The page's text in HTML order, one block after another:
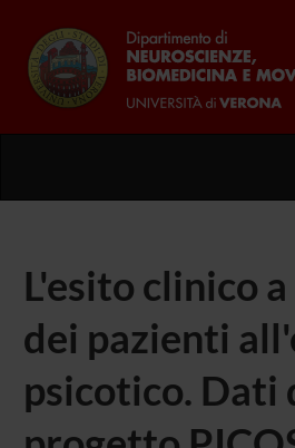
L'esito clinico
dei pazienti
psicotico. Dati